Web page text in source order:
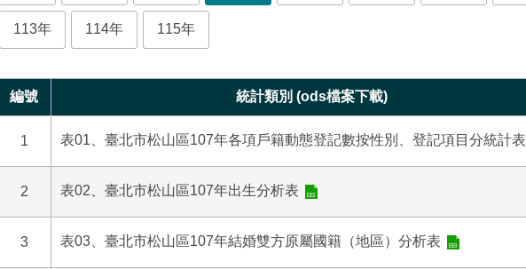
113年 114年 115年
編號 統計類別 (ods檔案下載)
1 表01、臺北市松山區107年各項戶籍動態登記數按性別、登記項目分統計表
2 表02、臺北市松山區107年出生分析表
3 表03、臺北市松山區107年結婚雙方原屬國籍（地區）分析表